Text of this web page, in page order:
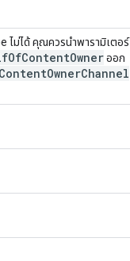
ไม่ได้ คุณควรนำพารามิเตอร์
OfContentOwnerออก
ContentOwnerChannel